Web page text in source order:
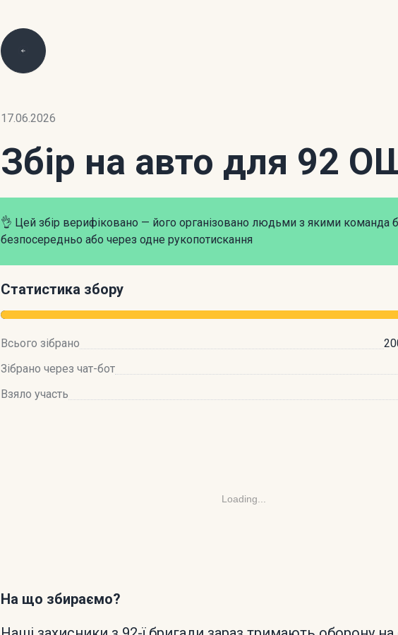
17.06.2026
Збір на авто для 92
👌 Цей збір верифіковано — його організовано людьми з якими команда
безпосередньо або через одне рукопотискання
Статистика збору
Всього зібрано
Зібрано через чат-бот
Взяло участь
Loading...
На що збираємо?